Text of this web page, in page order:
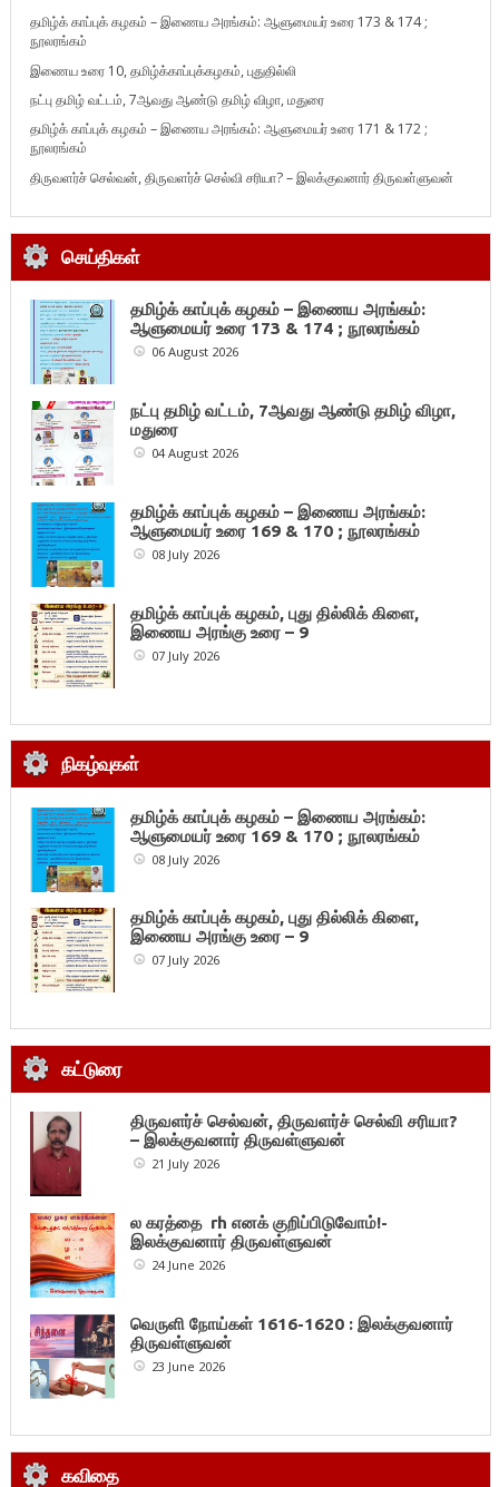
தமிழ்க் காப்புக் கழகம் – இணைய அரங்கம்: ஆளுமையர் உரை 173 & 174 ;
நூலரங்கம்
இணைய உரை 10, தமிழ்க்காப்புக்கழகம், புதுதில்லி
நட்பு தமிழ் வட்டம், 7ஆவது ஆண்டு தமிழ் விழா, மதுரை
தமிழ்க் காப்புக் கழகம் – இணைய அரங்கம்: ஆளுமையர் உரை 171 & 172 ;
நூலரங்கம்
திருவளர்ச் செல்வன், திருவளர்ச் செல்வி சரியா? – இலக்குவனார் திருவள்ளுவன்
செய்திகள்
தமிழ்க் காப்புக் கழகம் – இணைய அரங்கம்:
ஆளுமையர் உரை 173 & 174 ; நூலரங்கம்
06 August 2026
நட்பு தமிழ் வட்டம், 7ஆவது ஆண்டு தமிழ் விழா,
மதுரை
04 August 2026
தமிழ்க் காப்புக் கழகம் – இணைய அரங்கம்:
ஆளுமையர் உரை 169 & 170 ; நூலரங்கம்
08 July 2026
தமிழ்க் காப்புக் கழகம், புது தில்லிக் கிளை,
இணைய அரங்கு உரை – 9
07 July 2026
நிகழ்வுகள்
தமிழ்க் காப்புக் கழகம் – இணைய அரங்கம்:
ஆளுமையர் உரை 169 & 170 ; நூலரங்கம்
08 July 2026
தமிழ்க் காப்புக் கழகம், புது தில்லிக் கிளை,
இணைய அரங்கு உரை – 9
07 July 2026
கட்டுரை
திருவளர்ச் செல்வன், திருவளர்ச் செல்வி சரியா?
– இலக்குவனார் திருவள்ளுவன்
21 July 2026
ல கரத்தை rh எனக் குறிப்பிடுவோம்!-
இலக்குவனார் திருவள்ளுவன்
24 June 2026
வெருளி நோய்கள் 1616-1620 : இலக்குவனார்
திருவள்ளுவன்
23 June 2026
கவிதை